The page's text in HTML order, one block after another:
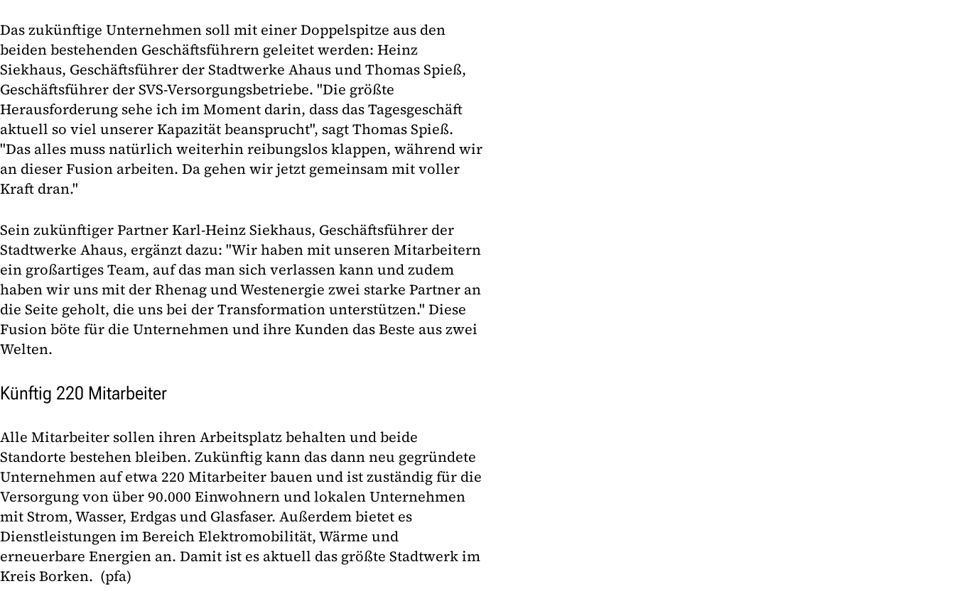
Das zukünftige Unternehmen soll mit einer Doppelspitze aus den
beiden bestehenden Geschäftsführern geleitet werden: Heinz
Siekhaus, Geschäftsführer der Stadtwerke Ahaus und Thomas Spieß,
Geschäftsführer der SVS-Versorgungsbetriebe. "Die größte
Herausforderung sehe ich im Moment darin, dass das Tagesgeschäft
aktuell so viel unserer Kapazität beansprucht", sagt Thomas Spieß.
"Das alles muss natürlich weiterhin reibungslos klappen, während wir
an dieser Fusion arbeiten. Da gehen wir jetzt gemeinsam mit voller
Kraft dran."
Sein zukünftiger Partner Karl-Heinz Siekhaus, Geschäftsführer der
Stadtwerke Ahaus, ergänzt dazu: "Wir haben mit unseren Mitarbeitern
ein großartiges Team, auf das man sich verlassen kann und zudem
haben wir uns mit der Rhenag und Westenergie zwei starke Partner an
die Seite geholt, die uns bei der Transformation unterstützen." Diese
Fusion böte für die Unternehmen und ihre Kunden das Beste aus zwei
Welten.
Künftig 220 Mitarbeiter
Alle Mitarbeiter sollen ihren Arbeitsplatz behalten und beide
Standorte bestehen bleiben. Zukünftig kann das dann neu gegründete
Unternehmen auf etwa 220 Mitarbeiter bauen und ist zuständig für die
Versorgung von über 90.000 Einwohnern und lokalen Unternehmen
mit Strom, Wasser, Erdgas und Glasfaser. Außerdem bietet es
Dienstleistungen im Bereich Elektromobilität, Wärme und
erneuerbare Energien an. Damit ist es aktuell das größte Stadtwerk im
Kreis Borken. (pfa)